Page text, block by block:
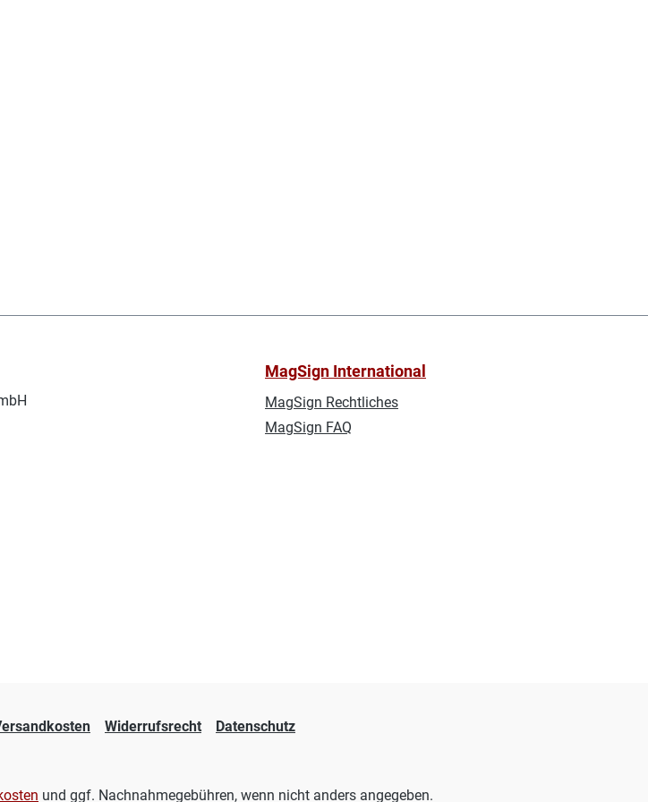
MagSign International
MagSign Rechtliches
MagSign FAQ
Widerrufsrecht Datenschutz
und ggf. Nachnahmegebühren, wenn nicht anders angegeben.